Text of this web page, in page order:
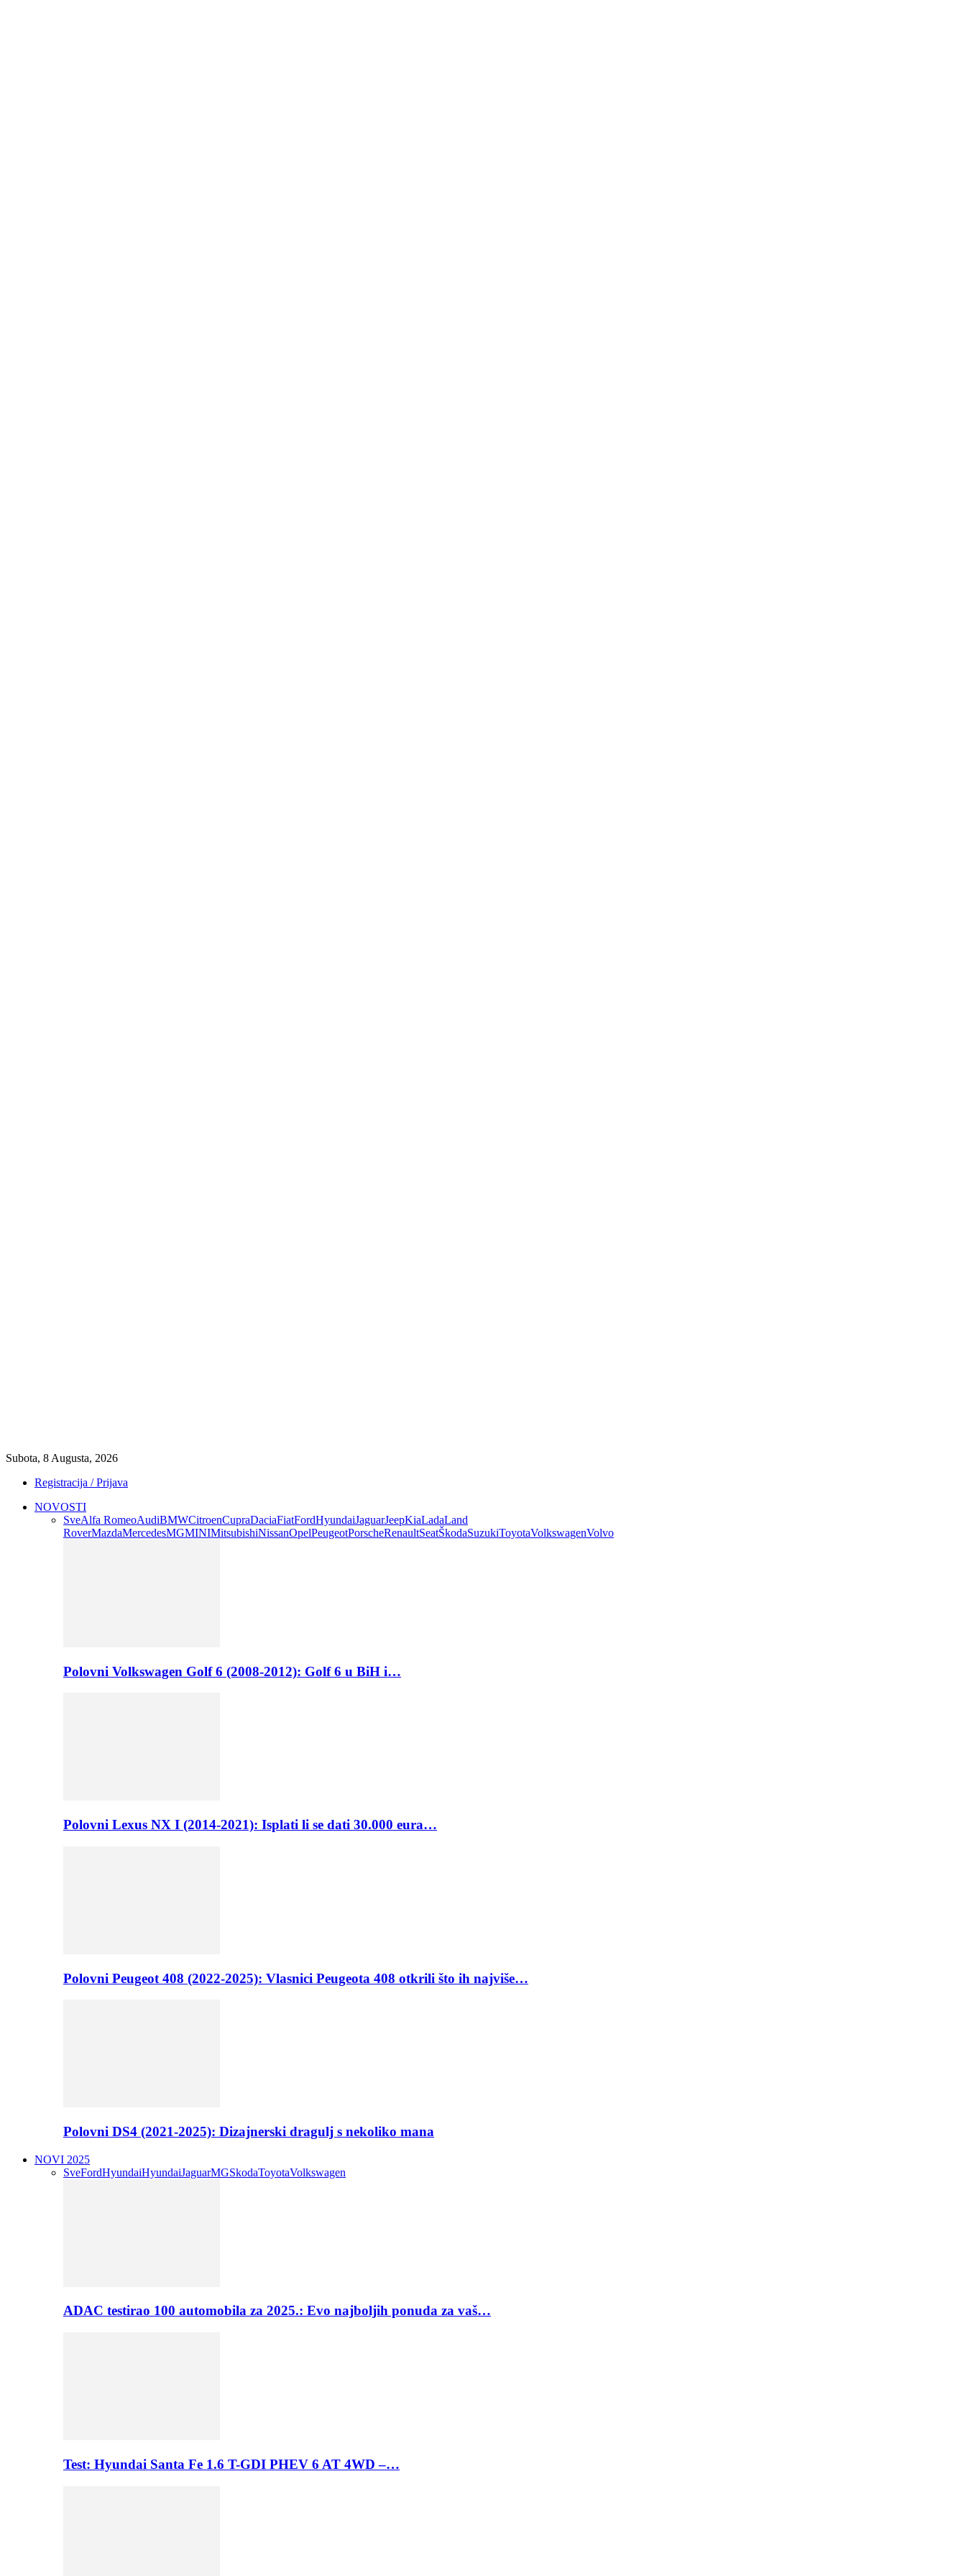
Subota, 8 Augusta, 2026
Registracija / Prijava
NOVOSTI
SveAlfa RomeoAudiBMWCitroenCupraDaciaFiatFordHyundaiJaguarJeepKiaLadaLand
RoverMazdaMercedesMGMINIMitsubishiNissanOpelPeugeotPorscheRenaultSeatŠkodaSuzukiToyotaVolkswagenVolvo
Polovni Volkswagen Golf 6 (2008-2012): Golf 6 u BiH i…
Polovni Lexus NX I (2014-2021): Isplati li se dati 30.000 eura…
Polovni Peugeot 408 (2022-2025): Vlasnici Peugeota 408 otkrili što ih najviše…
Polovni DS4 (2021-2025): Dizajnerski dragulj s nekoliko mana
NOVI 2025
SveFordHyundaiHyundaiJaguarMGSkodaToyotaVolkswagen
ADAC testirao 100 automobila za 2025.: Evo najboljih ponuda za vaš…
Test: Hyundai Santa Fe 1.6 T-GDI PHEV 6 AT 4WD –…